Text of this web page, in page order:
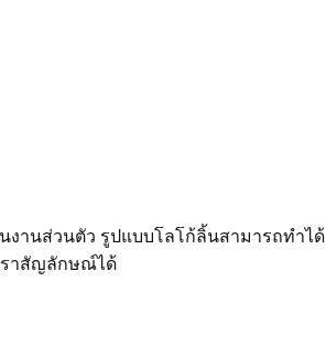
งานส่วนตัว รูปแบบโลโก้ลิ้นสามารถทำได้
ราสัญลักษณ์ได้